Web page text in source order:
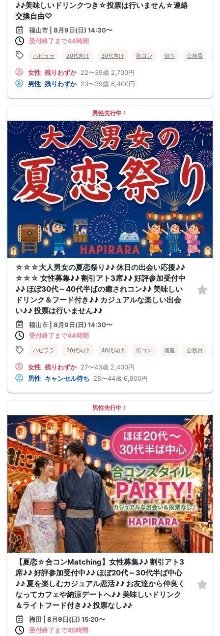
♪♪美味しいドリンクつき☆投票は行いません☆連絡
交換自由♡
福山市 | 8月9日(日) 14:30〜
受付終了まで44時間
ハピララ 20代向け 30代向け 街コン 個室 公務員
女性 残りわずか 22〜39歳 2,700円
男性 残りわずか 23〜39歳 6,400円
男性先行中！
☆☆☆大人男女の夏恋祭り♪♪ 休日の出会い応援♪♪
☆☆☆ 女性募集♪♪ 割引アト3席♪♪ 好評参加受付中
♪♪ ほぼ30代～40代半ばの癒されコン♪♪ 美味しい
ドリンク＆フード付き♪♪ カジュアルな楽しい出会
い♪♪ 投票は行いません♪♪
福山市 | 8月9日(日) 14:30〜
受付終了まで44時間
ハピララ 30代向け 40代向け 街コン 個室 公務員
女性 残りわずか 27〜43歳 2,400円
男性 キャンセル待ち 28〜44歳 6,800円
男性先行中！
【夏恋☆合コンMatching】女性募集♪♪ 割引アト3
席♪♪ 好評参加受付中♪♪ ほぼ20代～30代半ば中心
♪♪ 夏を楽しむカジュアル恋活♪♪ お友達から仲良く
なってカフェや納涼デートへ♪♪ 美味しいドリンク
＆ライトフード付き♪♪ 投票なし♪♪
梅田 | 8月9日(日) 15:20〜
受付終了まで45時間